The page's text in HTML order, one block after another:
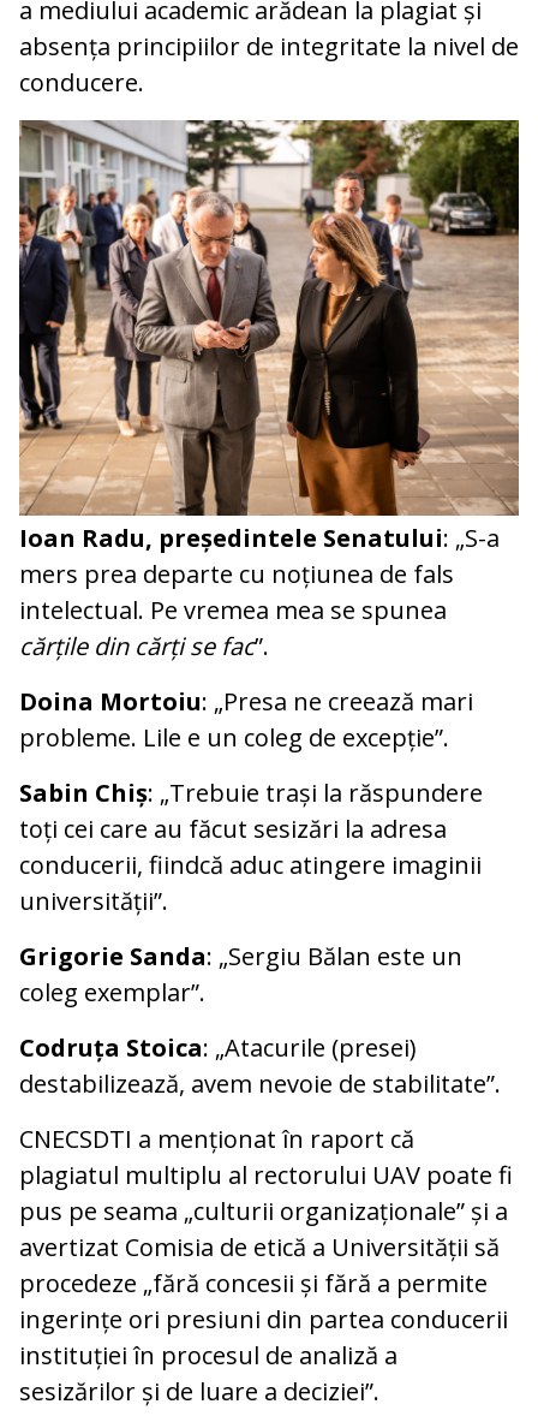
a mediului academic arădean la plagiat și
absența principiilor de integritate la nivel de
conducere.
Ioan Radu, președintele Senatului: „S-a
mers prea departe cu noțiunea de fals
intelectual. Pe vremea mea se spunea
cărțile din cărți se fac”.
Doina Mortoiu: „Presa ne creează mari
probleme. Lile e un coleg de excepție”.
Sabin Chiș: „Trebuie trași la răspundere
toți cei care au făcut sesizări la adresa
conducerii, fiindcă aduc atingere imaginii
universității”.
Grigorie Sanda: „Sergiu Bălan este un
coleg exemplar”.
Codruța Stoica: „Atacurile (presei)
destabilizează, avem nevoie de stabilitate”.
CNECSDTI a menționat în raport că
plagiatul multiplu al rectorului UAV poate fi
pus pe seama „culturii organizaționale” și a
avertizat Comisia de etică a Universității să
procedeze „fără concesii și fără a permite
ingerințe ori presiuni din partea conducerii
instituției în procesul de analiză a
sesizărilor și de luare a deciziei”.